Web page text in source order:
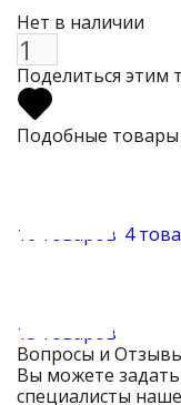
Нет в наличии
Поделиться этим
Подобные товары
16 товаров 4
13 товаров
Вопросы и
Вы можете
специалисты